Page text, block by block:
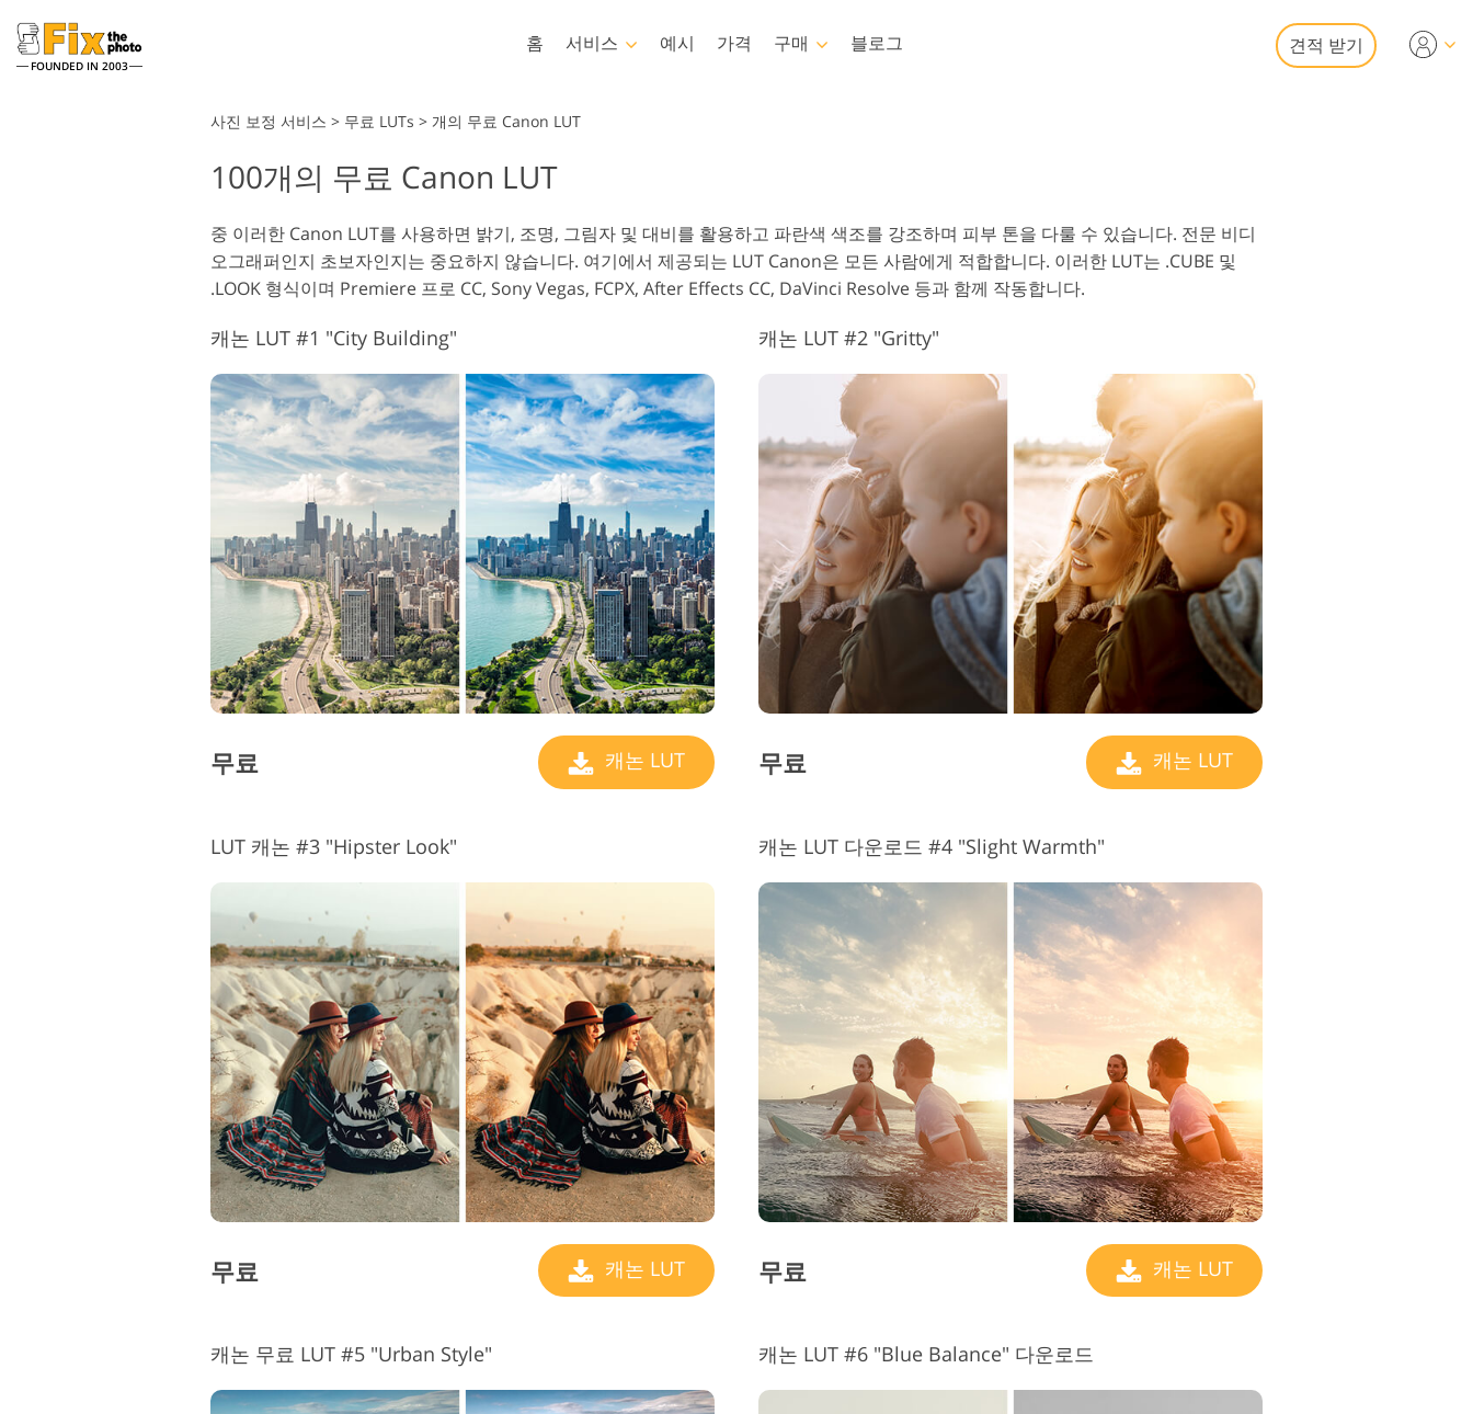
FOUNDED IN 2003
홈 서비스
웨딩 사진 편집 서비스 AI로 생성된 의류 모델 이미지 조작 서비스 사진 서비스
제품 리터칭 서비스 주얼리 리터칭 서비스 AI 훈련 데이터 비디오 편집 서비스
예시 가격 구매
Lightroom
라이트룸 사전 설정
베스트 딜 프리셋
모바일 컬렉션
Photoshop
포토샵 액션
포토샵 오버레이
포토샵 텍스처
Ps Actions 전체 컬렉션
발렌타인 데이 카드
결혼식 초대장
어린이 생일 초대장
블로그 견적 받기
사진 보정 서비스 > 무료 LUTs > 개의 무료 Canon LUT
100개의 무료 Canon LUT
중 이러한 Canon LUT를 사용하면 밝기, 조명, 그림자 및 대비를 활용하고 파란색 색조를 강조하며 피부 톤을 다룰 수 있습니다. 전문 비디
오그래퍼인지 초보자인지는 중요하지 않습니다. 여기에서 제공되는 LUT Canon은 모든 사람에게 적합합니다. 이러한 LUT는 .CUBE 및
.LOOK 형식이며 Premiere 프로 CC, Sony Vegas, FCPX, After Effects CC, DaVinci Resolve 등과 함께 작동합니다.
캐논 LUT #1 "City Building"
무료 캐논 LUT
캐논 LUT #2 "Gritty"
무료 캐논 LUT
LUT 캐논 #3 "Hipster Look"
무료 캐논 LUT
캐논 LUT 다운로드 #4 "Slight Warmth"
무료 캐논 LUT
캐논 무료 LUT #5 "Urban Style" 캐논 LUT #6 "Blue Balance" 다운로드